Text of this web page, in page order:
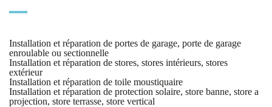
Installation et réparation de portes de garage, porte de garage
enroulable ou sectionnelle
Installation et réparation de stores, stores intérieurs, stores
extérieur
Installation et réparation de toile moustiquaire
Installation et réparation de protection solaire, store banne, store a
projection, store terrasse, store vertical